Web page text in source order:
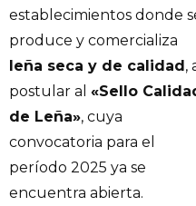
establecimientos donde
produce y comercializa
leña seca y de calidad,
postular al «Sello
de Leña», cuya
convocatoria para el
período 2025 ya se
encuentra abierta.